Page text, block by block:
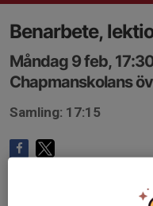
Benarbete,
Måndag 9 feb,
Chapmanskolans
Samling: 17:15